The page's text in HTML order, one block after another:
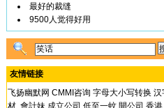
最好的裁缝
9500人觉得好用
友情链接
飞扬幽默网 CMMI咨询 字母大小写转换 汉
材 會計妹 成立公司 低至一蚊 開公司 香港